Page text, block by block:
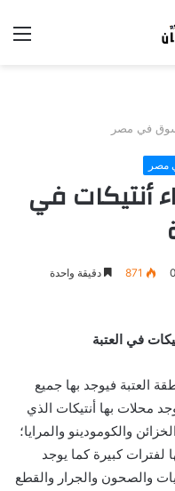
في مصر
مصر
أنتيكات في
0
871 دقيقة واحدة
العتبة فيوجد بها جميع
محلات بها أنتيكات الذي
والكومودينو والمرايا؛
لفترات كبيرة كما يوجد
والصحون والجرار والقطع